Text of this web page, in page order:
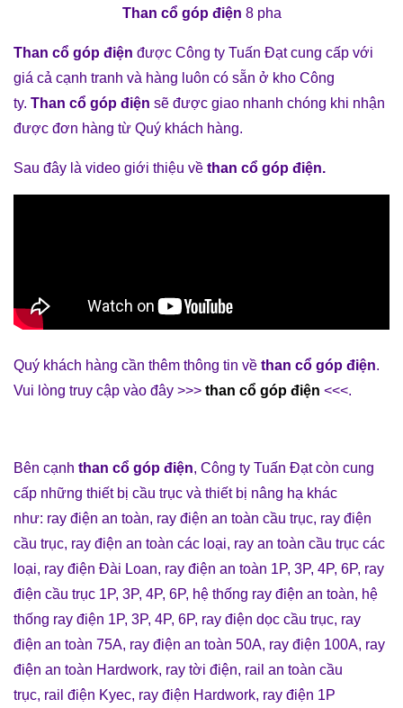
Than cổ góp điện 8 pha
Than cổ góp điện được Công ty Tuấn Đạt cung cấp với
giá cả cạnh tranh và hàng luôn có sẵn ở kho Công
ty. Than cổ góp điện sẽ được giao nhanh chóng khi nhận
được đơn hàng từ Quý khách hàng.
Sau đây là video giới thiệu về than cổ góp điện.
Quý khách hàng cần thêm thông tin về than cổ góp điện.
Vui lòng truy cập vào đây >>> than cổ góp điện <<<.
Bên cạnh than cổ góp điện, Công ty Tuấn Đạtcòn cung
cấp những thiết bị cầu trục và thiết bị nâng hạ khác
như: ray điện an toàn, ray điện an toàn cầu trục, ray điện
cầu trục, ray điện an toàn các loại, ray an toàn cầu trục các
loại, ray điện Đài Loan, ray điện an toàn 1P, 3P, 4P, 6P, ray
điện cầu trục 1P, 3P, 4P, 6P, hệ thống ray điện an toàn, hệ
thống ray điện 1P, 3P, 4P, 6P, ray điện dọc cầu trục, ray
điện an toàn 75A, ray điện an toàn 50A, ray điện 100A, ray
điện an toàn Hardwork, ray tời điện, rail an toàn cầu
trục, rail điện Kyec, ray điện Hardwork, ray điện 1P